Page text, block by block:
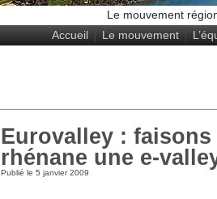
Le mouvement
Accueil
Le mouvement
Eurovalley : faisons
rhénane une e-
Publié le 5 janvier 2009